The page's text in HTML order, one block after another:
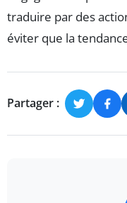
traduire par des
éviter que la
Partager :